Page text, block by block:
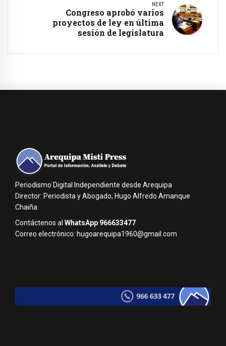
NEXT
Congreso aprobó varios
proyectos de ley en última
sesión de legislatura
Periodismo Digital Independiente desde Arequipa
Director: Periodista y Abogado, Hugo Alfredo Amanque
Chaiña
Contáctenos al WhatsApp 966633477
Correo electrónico: hugoarequipa1960@gmail.com